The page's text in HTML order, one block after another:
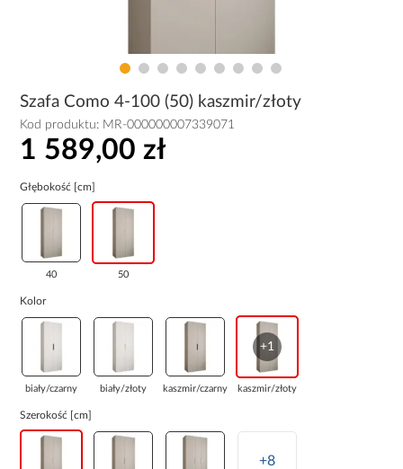
Szafa Como 4-100 (50) kaszmir/złoty
Kod produktu: MR-000000007339071
1 589,00 zł
Głębokość [cm]
40 50
Kolor
biały/czarny biały/złoty kaszmir/czarny
+1
kaszmir/złoty
Szerokość [cm]
+8